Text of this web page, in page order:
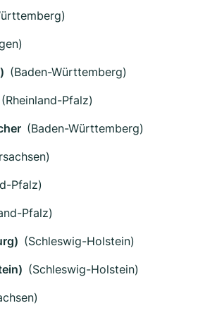
(Baden-Württemberg)
(Rheinland-Pfalz)
(Baden-Württemberg)
Pfalz)
Pfalz)
(Schleswig-Holstein)
(Schleswig-Holstein)